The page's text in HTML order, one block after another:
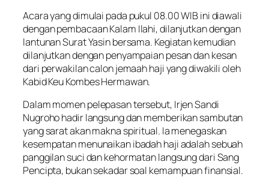
Acara yang dimulai pada pukul 08.00 WIB ini diawali
dengan pembacaan Kalam Ilahi, dilanjutkan dengan
lantunan Surat Yasin bersama. Kegiatan kemudian
dilanjutkan dengan penyampaian pesan dan kesan
dari perwakilan calon jemaah haji yang diwakili oleh
Kabid Keu Kombes Hermawan.
Dalam momen pelepasan tersebut, Irjen Sandi
Nugroho hadir langsung dan memberikan sambutan
yang sarat akan makna spiritual. Ia menegaskan
kesempatan menunaikan ibadah haji adalah sebuah
panggilan suci dan kehormatan langsung dari Sang
Pencipta, bukan sekadar soal kemampuan finansial.